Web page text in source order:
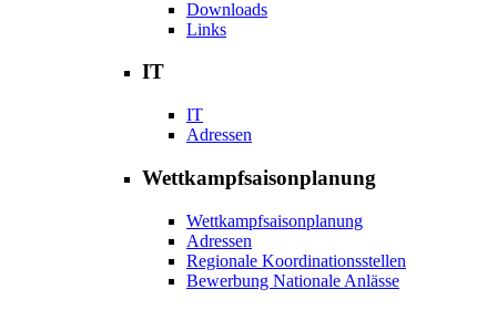
Downloads
Links
IT
IT
Adressen
Wettkampfsaisonplanung
Wettkampfsaisonplanung
Adressen
Regionale Koordinationsstellen
Bewerbung Nationale Anlässe